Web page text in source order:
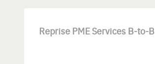
Reprise PME Services B-to-B